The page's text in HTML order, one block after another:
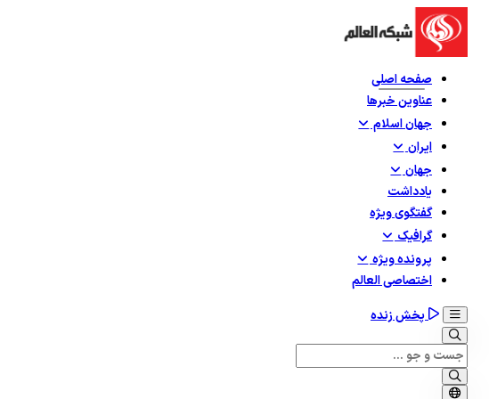
صفحه اصلی
عناوین خبرها
جهان اسلام
ایران
جهان
یادداشت
گفتگوی ویژه
گرافيک
پرونده ویژه
اختصاصی العالم
پخش زنده